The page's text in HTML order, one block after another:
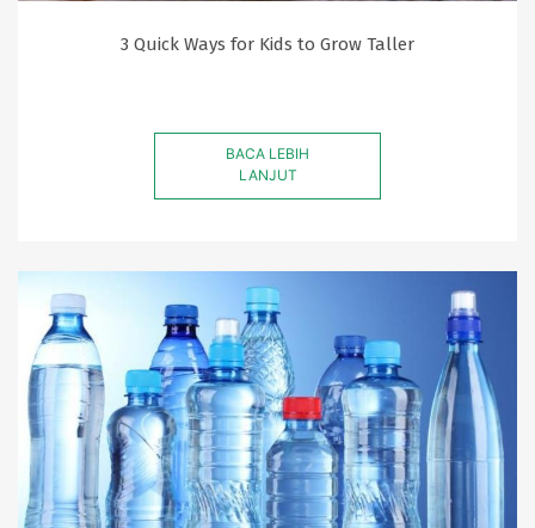
3 Quick Ways for Kids to Grow Taller
BACA LEBIH
LANJUT